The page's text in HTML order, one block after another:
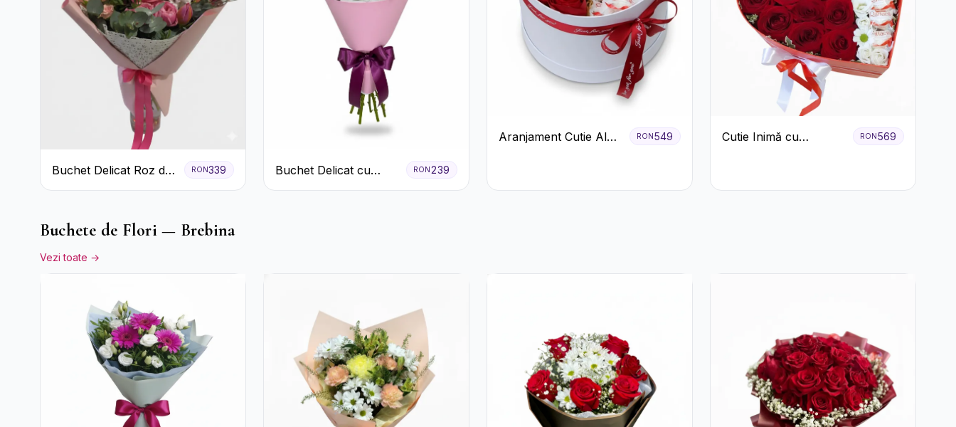
Buchet Delicat Roz de
primăvară
RON339
Buchet Delicat cu
Crizanteme Albe și
RON 239
Aranjament Cutie Albă
RON 549
Cutie Inimă cu
Bomboane Raffaello
RON 569
Buchete de Flori — Brebina
Vezi toate →